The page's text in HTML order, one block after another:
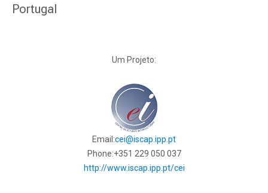
Portugal
Um Projeto:
Email:cei@iscap.ipp.pt
Phone:+351 229 050 037
http://www.iscap.ipp.pt/cei